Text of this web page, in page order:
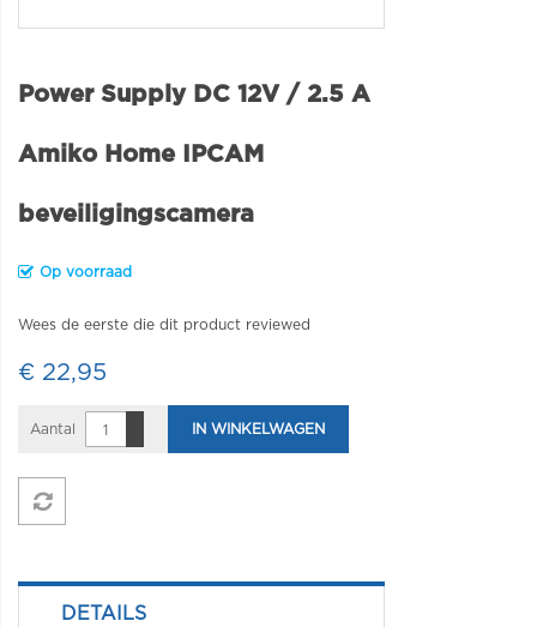
Power Supply DC 12V / 2.5 A
Amiko Home IPCAM
beveiligingscamera
Op voorraad
Wees de eerste die dit product reviewed
€ 22,95
Aantal IN WINKELWAGEN
DETAILS